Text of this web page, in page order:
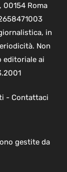
00154 Roma
in
Non
editoriale ai
- Contattaci
gestite da